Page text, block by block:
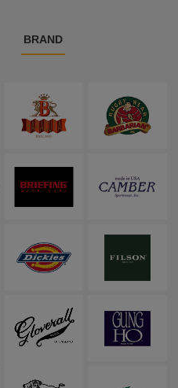
BRAND